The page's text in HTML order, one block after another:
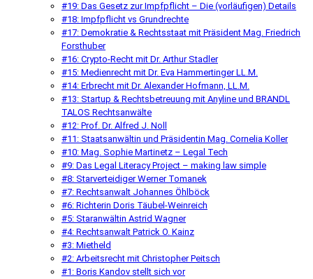
#19: Das Gesetz zur Impfpflicht – Die (vorläufigen) Details
#18: Impfpflicht vs Grundrechte
#17: Demokratie & Rechtsstaat mit Präsident Mag. Friedrich
Forsthuber
#16: Crypto-Recht mit Dr. Arthur Stadler
#15: Medienrecht mit Dr. Eva Hammertinger LL.M.
#14: Erbrecht mit Dr. Alexander Hofmann, LL.M.
#13: Startup & Rechtsbetreuung mit Anyline und BRANDL
TALOS Rechtsanwälte
#12: Prof. Dr. Alfred J. Noll
#11: Staatsanwältin und Präsidentin Mag. Cornelia Koller
#10: Mag. Sophie Martinetz – Legal Tech
#9: Das Legal Literacy Project – making law simple
#8: Starverteidiger Werner Tomanek
#7: Rechtsanwalt Johannes Öhlböck
#6: Richterin Doris Täubel-Weinreich
#5: Staranwältin Astrid Wagner
#4: Rechtsanwalt Patrick O. Kainz
#3: Mietheld
#2: Arbeitsrecht mit Christopher Peitsch
#1: Boris Kandov stellt sich vor